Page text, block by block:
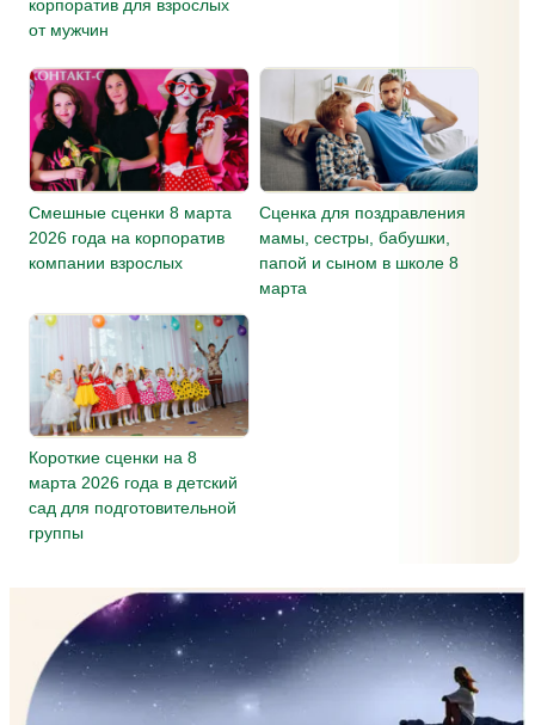
корпоратив для взрослых
от мужчин
Смешные сценки 8 марта
2026 года на корпоратив
компании взрослых
Сценка для поздравления
мамы, сестры, бабушки,
папой и сыном в школе 8
марта
Короткие сценки на 8
марта 2026 года в детский
сад для подготовительной
группы